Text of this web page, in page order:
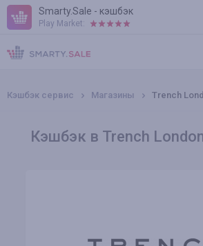
Smarty.Sale - кэшбэк
Play Market:
ПРАВИЛА
ПЛАГИНЫ
Кэшбэк сервис Магазины Trench
Кэшбэк в Trench